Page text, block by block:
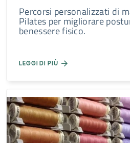
Percorsi personalizzati di
Pilates per migliorare
benessere fisico.
LEGGI DI PIÙ